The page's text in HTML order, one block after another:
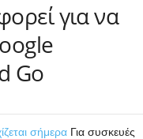
για να
Go
σήμερα Για συσκευές